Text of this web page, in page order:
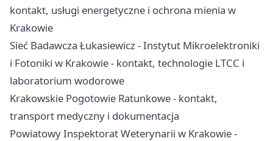
kontakt, usługi energetyczne i ochrona mienia w
Krakowie
Sieć Badawcza Łukasiewicz - Instytut Mikroelektroniki
i Fotoniki w Krakowie - kontakt, technologie LTCC i
laboratorium wodorowe
Krakowskie Pogotowie Ratunkowe - kontakt,
transport medyczny i dokumentacja
Powiatowy Inspektorat Weterynarii w Krakowie -